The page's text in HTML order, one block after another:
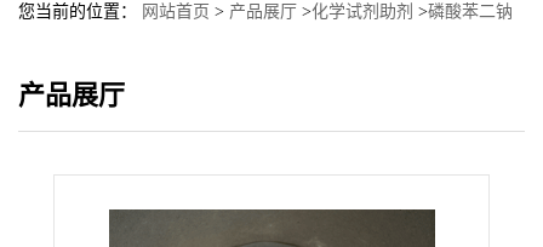
您当前的位置： 网站首页 > 产品展厅 >化学试剂助剂 >磷酸苯二钠
产品展厅